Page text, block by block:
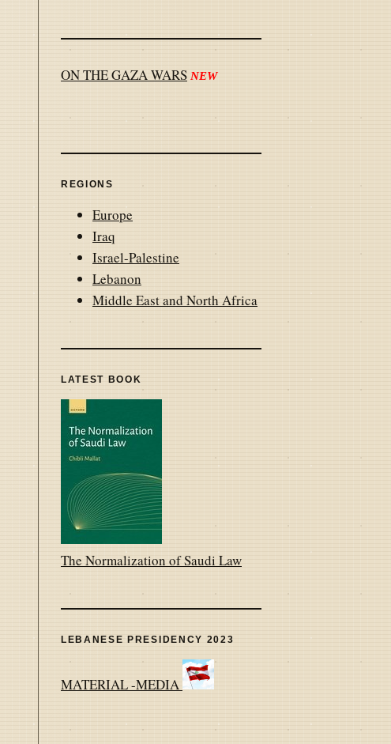
ON THE GAZA WARS NEW
REGIONS
Europe
Iraq
Israel-Palestine
Lebanon
Middle East and North Africa
LATEST BOOK
The Normalization of Saudi Law
LEBANESE PRESIDENCY 2023
MATERIAL -MEDIA